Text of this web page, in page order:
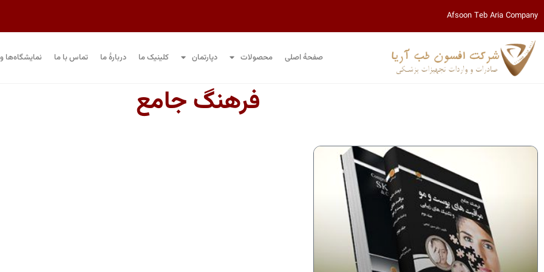
Afsoon Teb Aria Company
صفحۀ اصلی محصولات دپارتمان کلینیک ما دربارۀ ما تماس با ما نمایشگاه‌ها
فرهنگ جامع